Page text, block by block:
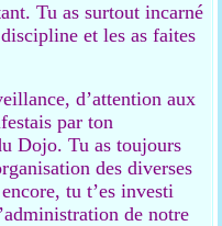
Tu as surtout incarné
et les as faites
d’attention aux
par ton
Dojo. Tu as toujours
des diverses
tu t’es investi
de notre